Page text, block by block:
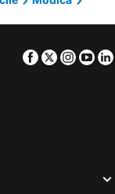
Facebook
Twitter